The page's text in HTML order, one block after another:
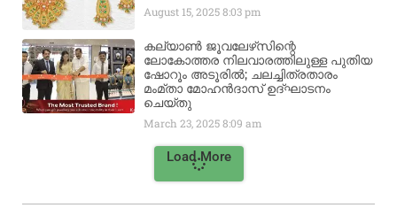
August 15, 20258:03 pm
കല്യാൺ ജൂവലേഴ്‌സിന്റെ
ലോകോത്തര നിലവാരത്തിലുള്ള പുതിയ
ഷോറൂം അടൂരിൽ; ചലച്ചിത്രതാരം
മംമ്താ മോഹൻദാസ് ഉദ്ഘാടനം
ചെയ്‌തു
March 23, 20258:09 am
Load More